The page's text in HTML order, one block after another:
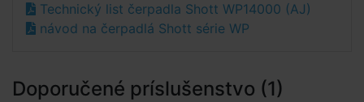
Technický list čerpadla Shott WP14000 (AJ)
návod na čerpadlá Shott série WP
Doporučené príslušenstvo (1)